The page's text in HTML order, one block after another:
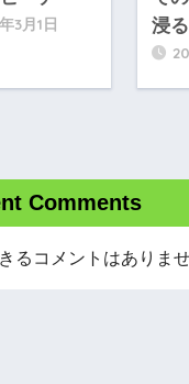
3月1日
浸
Comments
るコメントはありませ